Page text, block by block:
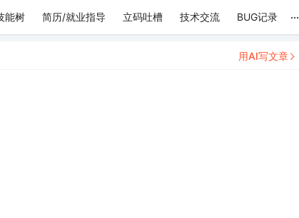
能树 简历/就业指导 立码吐槽 技术交流 BUG记录 ...
用AI写文章